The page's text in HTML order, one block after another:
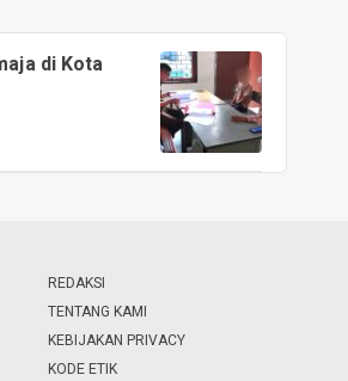
di Kota
REDAKSI
TENTANG KAMI
KEBIJAKAN PRIVACY
KODE ETIK